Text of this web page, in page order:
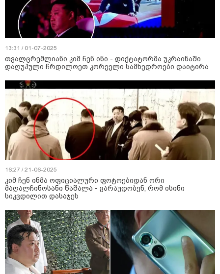
13:31 / 01-07-2025
თვალცრემლიანი კიმ ჩენ ინი - დიქტატორმა უკრაინაში
დაღუპული ჩრდილოეთ კორეელი სამხედროები დაიტირა
16:27 / 21-06-2025
კიმ ჩენ ინმა ოფიციალური ფოტოებიდან ორი
მაღალჩინოსანი წაშალა - ვარაუდობენ, რომ ისინი
სიკვდილით დასაჯეს